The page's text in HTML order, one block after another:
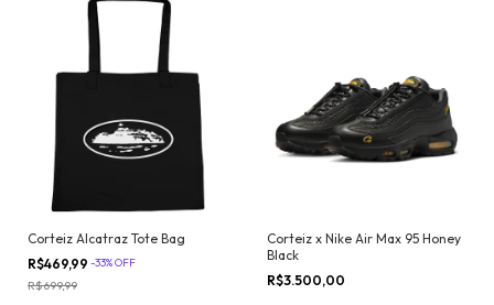
Corteiz Alcatraz Tote Bag
R$469,99 -33%OFF
R$699,99
Corteiz x Nike Air Max 95 Honey
Black
R$3.500,00